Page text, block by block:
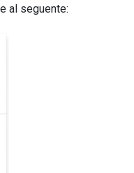
al seguente: